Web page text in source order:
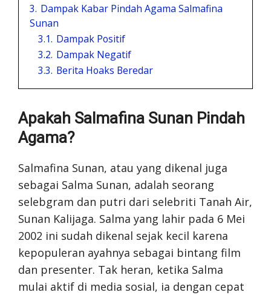
3. Dampak Kabar Pindah Agama Salmafina
Sunan
3.1. Dampak Positif
3.2. Dampak Negatif
3.3. Berita Hoaks Beredar
Apakah Salmafina Sunan Pindah
Agama?
Salmafina Sunan, atau yang dikenal juga
sebagai Salma Sunan, adalah seorang
selebgram dan putri dari selebriti Tanah Air,
Sunan Kalijaga. Salma yang lahir pada 6 Mei
2002 ini sudah dikenal sejak kecil karena
kepopuleran ayahnya sebagai bintang film
dan presenter. Tak heran, ketika Salma
mulai aktif di media sosial, ia dengan cepat